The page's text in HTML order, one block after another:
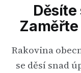
Rakovina
se děsí snad